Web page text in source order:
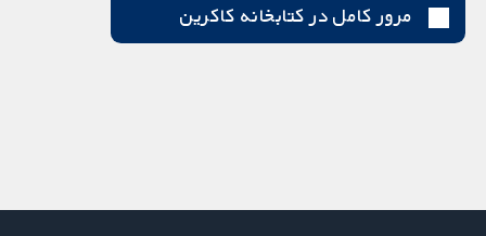
مرور کامل در کتابخانه کاکرین